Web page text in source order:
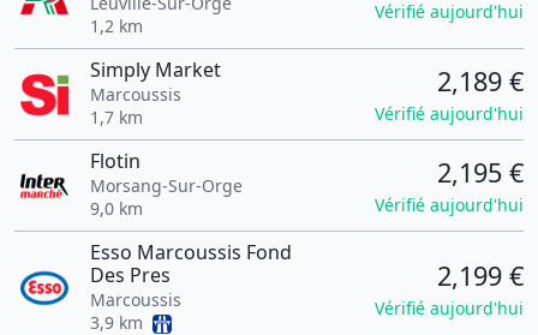
1,2 km
Vérifié aujourd'hui
Simply Market
Marcoussis
1,7 km
2,189 €
Vérifié aujourd'hui
Flotin
Morsang-Sur-Orge
9,0 km
2,195 €
Vérifié aujourd'hui
Esso Marcoussis Fond
Des Pres
Marcoussis
3,9 km
2,199 €
Vérifié aujourd'hui